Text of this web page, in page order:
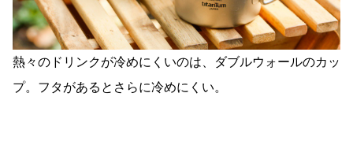
熱々のドリンクが冷めにくいのは、ダブルウォールのカッ
プ。フタがあるとさらに冷めにくい。